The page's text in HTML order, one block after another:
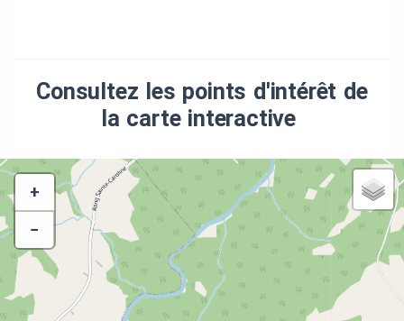
Consultez les points d'intérêt de
la carte interactive
+
−